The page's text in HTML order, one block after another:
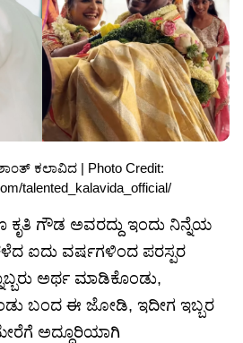
ಕಲಾವಿದ | Photo Credit:
talented_kalavida_official/
ಕೃತಿ ಗೌಡ ಅವರದ್ದು ಇಂದು ನಿನ್ನೆಯ
ಐದು ವರ್ಷಗಳಿಂದ ಪರಸ್ಪರ
ಅರ್ಥ ಮಾಡಿಕೊಂಡು,
ಬಂದ ಈ ಜೋಡಿ, ಇದೀಗ ಇಬ್ಬರ
ಅದ್ಧೂರಿಯಾಗಿ